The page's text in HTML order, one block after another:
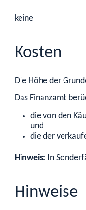
keine
Kosten
Die Höhe der
Das Finanzamt
die von den
und
die der
Hinweis: In
Hinweise